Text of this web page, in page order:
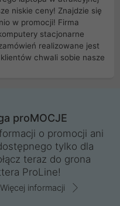
niskie ceny! Znajdzie się
w promocji! Firma
stacjonarne
realizowane jest
chwali sobie nasze
Gliwice, Kalisz, Bytom,
obsługa!
kapitałem. Działamy
kraju! Posiadamy siedzibę
kraju. Cała
ProLine jest
proMOCJE
o promocji ani
tylko dla
teraz do grona
ProLine!
Więcej informacji